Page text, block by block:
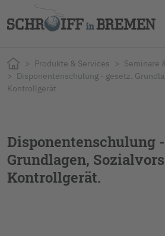
Produkte & Services
Seminare
Disponentenschulung - gesetz.
Kontrollgerät
Disponentenschulung
Grundlagen,
Kontrollgerät.